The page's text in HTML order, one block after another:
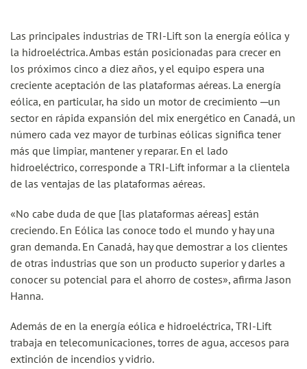
Las principales industrias de TRI-Lift son la energía eólica y
la hidroeléctrica. Ambas están posicionadas para crecer en
los próximos cinco a diez años, y el equipo espera una
creciente aceptación de las plataformas aéreas. La energía
eólica, en particular, ha sido un motor de crecimiento ─un
sector en rápida expansión del mix energético en Canadá, un
número cada vez mayor de turbinas eólicas significa tener
más que limpiar, mantener y reparar. En el lado
hidroeléctrico, corresponde a TRI-Lift informar a la clientela
de las ventajas de las plataformas aéreas.
«No cabe duda de que [las plataformas aéreas] están
creciendo. En Eólica las conoce todo el mundo y hay una
gran demanda. En Canadá, hay que demostrar a los clientes
de otras industrias que son un producto superior y darles a
conocer su potencial para el ahorro de costes», afirma Jason
Hanna.
Además de en la energía eólica e hidroeléctrica, TRI-Lift
trabaja en telecomunicaciones, torres de agua, accesos para
extinción de incendios y vidrio.